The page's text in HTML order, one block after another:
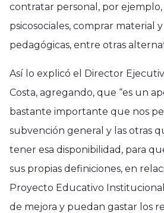
contratar personal, por
psicosociales, comprar material
pedagógicas, entre otras
Así lo explicó el Director
Costa, agregando, que “es un
bastante importante que nos
subvención general y las otras
tener esa disponibilidad, para
sus propias definiciones, en
Proyecto Educativo
de mejora y puedan gastar los